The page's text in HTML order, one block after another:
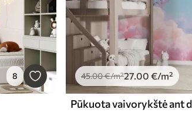
8 45.00€/m²27.00 €/m²